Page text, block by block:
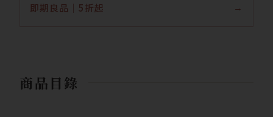
即期良品｜5折起
商品目錄